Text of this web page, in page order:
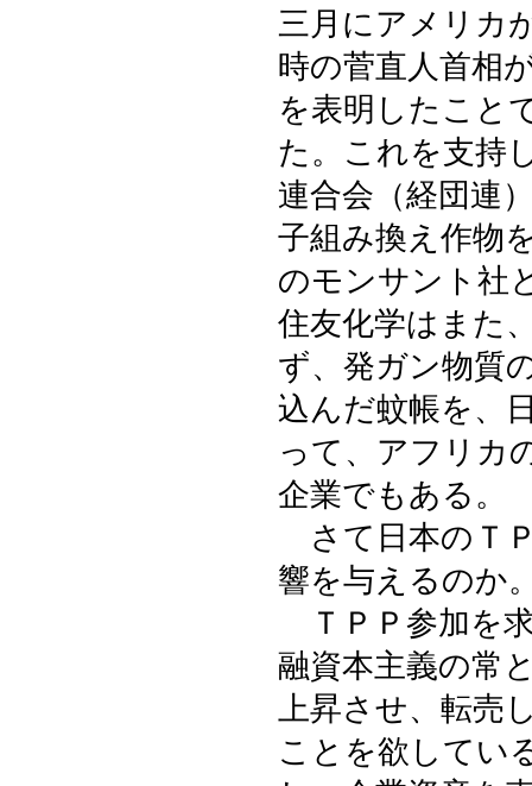
三月にアメリカ
時の菅直人首相
を表明したこと
た。これを支持
連合会（経団連
子組み換え作物
のモンサント社
住友化学はまた
ず、発ガン物質
込んだ蚊帳を、
って、アフリカ
企業でもある。
さて日本のＴ
響を与えるのか
ＴＰＰ参加を
融資本主義の常
上昇させ、転売
ことを欲してい